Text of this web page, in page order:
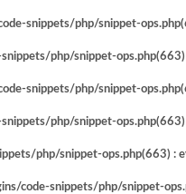
snippets/php/snippet-
php/snippet-ops.php(663)
snippets/php/snippet-
php/snippet-ops.php(663)
php/snippet-ops.php(663) :
code-snippets/php/snippet-